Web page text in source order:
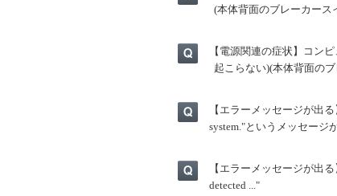
(本体背面のブレーカース
【電源関連の症状】コン
起こらない)(本体背面の
【エラーメッセージが出
system."というメッセージ
【エラーメッセージが出
detected ..."